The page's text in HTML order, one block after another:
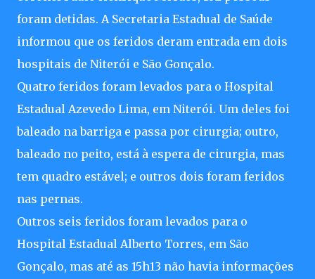
foram detidas. A Secretaria Estadual de Saúde
informou que os feridos deram entrada em dois
hospitais de Niterói e São Gonçalo.
Quatro feridos foram levados para o Hospital
Estadual Azevedo Lima, em Niterói. Um deles foi
baleado na barriga e passa por cirurgia; outro,
baleado no peito, está à espera de cirurgia, mas
tem quadro estável; e outros dois foram feridos
nas pernas.
Outros seis feridos foram levados para o
Hospital Estadual Alberto Torres, em São
Gonçalo, mas até as 15h13 não havia informações